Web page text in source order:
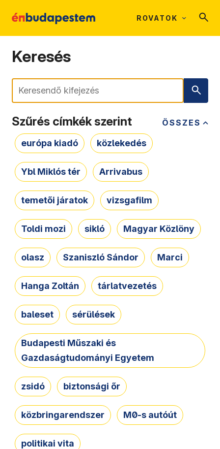
ROVATOK
Keresés
Keresés
ÖSSZES
Szűrés címkék szerint
európa kiadó közlekedés
Ybl Miklós tér Arrivabus
temetői járatok vizsgafilm
Toldi mozi sikló Magyar Közlöny
olasz Szaniszló Sándor Marci
Hanga Zoltán tárlatvezetés
baleset sérülések
Budapesti Műszaki és
Gazdaságtudományi Egyetem
zsidó biztonsági őr
közbringarendszer M0-s autóút
politikai vita